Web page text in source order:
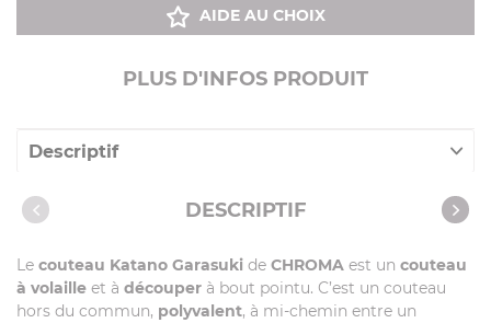
AIDE AU CHOIX
PLUS D'INFOS PRODUIT
Descriptif
Caractéristiques DESCRIPTIF
Le couteau Katano Garasuki de CHROMA est un couteau
à volaille et à découper à bout pointu. C’est un couteau
hors du commun, polyvalent, à mi-chemin entre un